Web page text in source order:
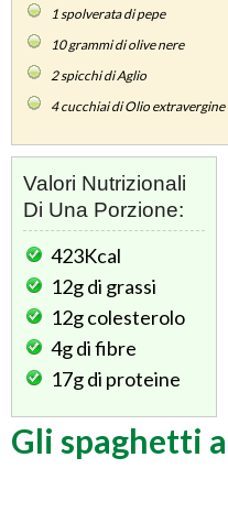
1spolverata di pepe
10grammi di olive nere
2spicchi di Aglio
4cucchiai di Olio extravergine
Valori Nutrizionali
Di Una Porzione:
423Kcal
12gdi grassi
12gcolesterolo
4gdi fibre
17gdi proteine
Gli spaghetti